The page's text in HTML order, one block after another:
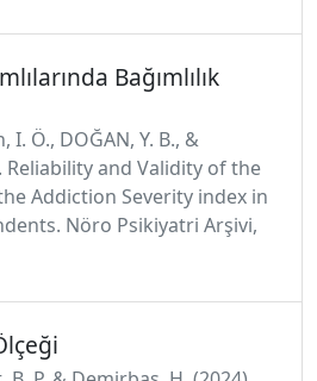
Bağımlılık
I. Ö., DOĞAN, Y. B., &
Reliability and Validity of the
Addiction Severity index in
Nöro Psikiyatri Arşivi,